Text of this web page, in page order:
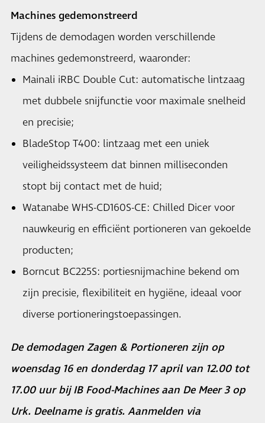
Machines gedemonstreerd
Tijdens de demodagen worden verschillende
machines gedemonstreerd, waaronder:
Mainali iRBC Double Cut: automatische lintzaag
met dubbele snijfunctie voor maximale snelheid
en precisie;
BladeStop T400: lintzaag met een uniek
veiligheidssysteem dat binnen milliseconden
stopt bij contact met de huid;
Watanabe WHS-CD160S-CE: Chilled Dicer voor
nauwkeurig en efficiënt portioneren van gekoelde
producten;
Borncut BC225S: portiesnijmachine bekend om
zijn precisie, flexibiliteit en hygiëne, ideaal voor
diverse portioneringstoepassingen.
De demodagen Zagen & Portioneren zijn op
woensdag 16 en donderdag 17 april van 12.00 tot
17.00 uur bij IB Food-Machines aan De Meer 3 op
Urk. Deelname is gratis. Aanmelden via